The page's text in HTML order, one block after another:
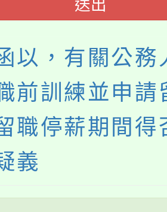
送出
以，有關公務
前訓練並申請
職停薪期間得
義